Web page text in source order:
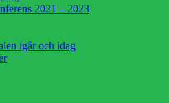
2021 – 2023
igår och idag